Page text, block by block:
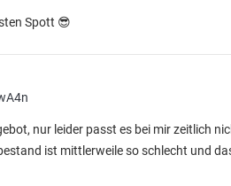
Spott 😎
nur leider passt es bei mir zeitlich
ist mittlerweile so schlecht und